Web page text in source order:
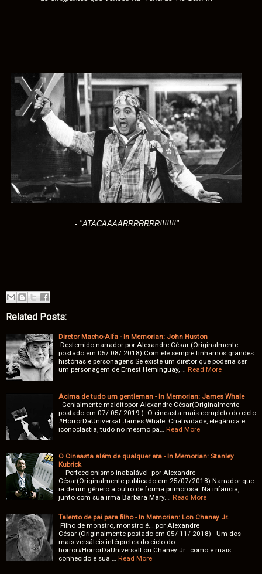
- "ATACAAAARRRRRRR!!!!!!!"
Related Posts:
Diretor Macho-Alfa - In Memorian: John Huston
Destemido narrador por Alexandre César (Originalmente
postado em 05/ 08/ 2018) Com ele sempre tínhamos grandes
histórias e personagens Se existe um diretor que poderia ser
um personagem de Ernest Heminguay, …
Read More
Acima de tudo um gentleman - In Memorian: James Whale
Genialmente malditopor Alexandre César(Originalmente
postado em 07/ 05/ 2019 ) O cineasta mais completo do ciclo
#HorrorDaUniversal James Whale: Criatividade, elegância e
iconoclastia, tudo no mesmo pa…
Read More
O Cineasta além de qualquer era - In Memorian: Stanley
Kubrick
Perfeccionismo inabalável por Alexandre
César(Originalmente publicado em 25/07/2018) Narrador que
ia de um gênero a outro de forma primorosa Na infância,
junto com sua irmã Barbara Mary.…
Read More
Talento de pai para filho - In Memorian: Lon Chaney Jr.
Filho de monstro, monstro é... por Alexandre
César (Originalmente postado em 05/ 11/ 2018) Um dos
mais versáteis intérpretes do ciclo do
horror#HorrorDaUniversalLon Chaney Jr.: como é mais
conhecido e sua …
Read More